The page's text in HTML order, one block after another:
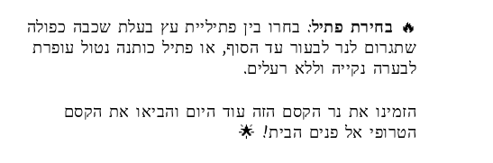
🔥 בחירת פתיל: בחרו בין פתיליית עץ בעלת שכבה כפולה
שתגרום לנר לבעור עד הסוף, או פתיל כותנה נטול עופרת
לבערה נקייה וללא רעלים.
הזמינו את נר הקסם הזה עוד היום והביאו את הקסם
הטרופי אל פנים הבית! 🌟